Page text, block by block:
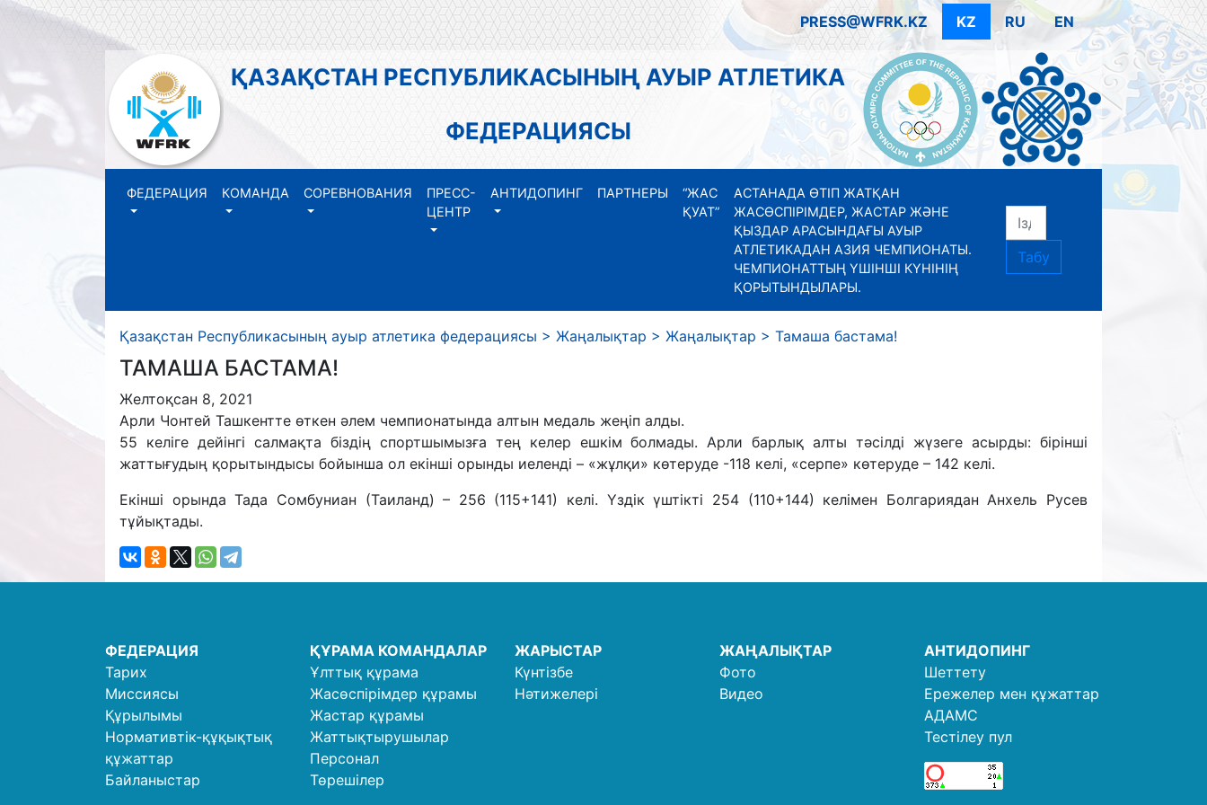
PRESS@WFRK.KZ KZ RU EN
ҚАЗАҚСТАН РЕСПУБЛИКАСЫНЫҢ АУЫР АТЛЕТИКА
ФЕДЕРАЦИЯСЫ
ФЕДЕРАЦИЯ КОМАНДА СОРЕВНОВАНИЯ
ПРЕСС-
ЦЕНТР
АНТИДОПИНГ ПАРТНЕРЫ
“ЖАС
ҚУАТ”
АСТАНАДА ӨТІП ЖАТҚАН
ЖАСӨСПІРІМДЕР, ЖАСТАР ЖӘНЕ
ҚЫЗДАР АРАСЫНДАҒЫ АУЫР
АТЛЕТИКАДАН АЗИЯ ЧЕМПИОНАТЫ.
ЧЕМПИОНАТТЫҢ ҮШІНШІ КҮНІНІҢ
ҚОРЫТЫНДЫЛАРЫ.
Табу
Қазақстан Республикасының ауыр атлетика федерациясы > Жаңалықтар > Жаңалықтар > Тамаша бастама!
ТАМАША БАСТАМА!
Желтоқсан 8, 2021
Арли Чонтей Ташкентте өткен әлем чемпионатында алтын медаль жеңіп алды.
55 келіге дейінгі салмақта біздің спортшымызға тең келер ешкім болмады. Арли барлық алты тәсілді жүзеге асырды: бірінші
жаттығудың қорытындысы бойынша ол екінші орынды иеленді – «жұлқи» көтеруде -118 келі, «серпе» көтеруде – 142 келі.
Екінші орында Тада Сомбуниан (Таиланд) – 256 (115+141) келі. Үздік үштікті 254 (110+144) келімен Болгариядан Анхель Русев
тұйықтады.
ФЕДЕРАЦИЯ
Тарих
Миссиясы
Құрылымы
Нормативтік-құқықтық
құжаттар
Байланыстар
ҚҰРАМА КОМАНДАЛАР
Ұлттық құрама
Жасөспірімдер құрамы
Жастар құрамы
Жаттықтырушылар
Персонал
Төрешілер
ЖАРЫСТАР
Күнтізбе
Нәтижелері
ЖАҢАЛЫҚТАР
Фото
Видео
АНТИДОПИНГ
Шеттету
Ережелер мен құжаттар
АДАМС
Тестілеу пул